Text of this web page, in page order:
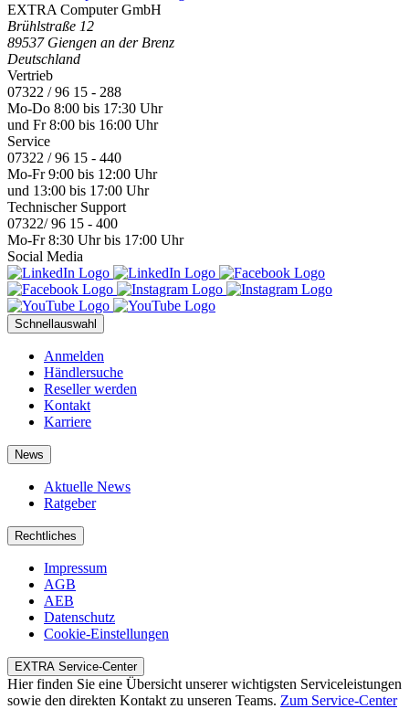
EXTRA Computer GmbH
Brühlstraße 12
89537 Giengen an der Brenz
Deutschland
Vertrieb
07322 / 96 15 - 288
Mo-Do 8:00 bis 17:30 Uhr
und Fr 8:00 bis 16:00 Uhr
Service
07322 / 96 15 - 440
Mo-Fr 9:00 bis 12:00 Uhr
und 13:00 bis 17:00 Uhr
Technischer Support
07322/ 96 15 - 400
Mo-Fr 8:30 Uhr bis 17:00 Uhr
Social Media
Schnellauswahl
Anmelden
Händlersuche
Reseller werden
Kontakt
Karriere
News
Aktuelle News
Ratgeber
Rechtliches
Impressum
AGB
AEB
Datenschutz
Cookie-Einstellungen
EXTRA Service-Center
Hier finden Sie eine Übersicht unserer wichtigsten Serviceleistungen
sowie den direkten Kontakt zu unseren Teams. Zum Service-Center